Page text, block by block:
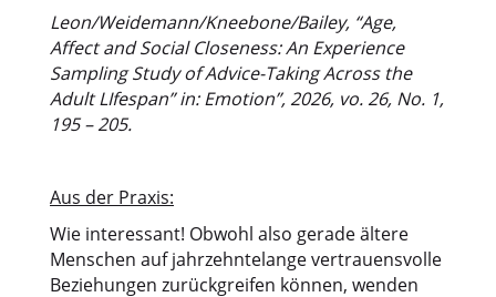
Leon/Weidemann/Kneebone/Bailey, “Age,
Affect and Social Closeness: An Experience
Sampling Study of Advice-Taking Across the
Adult LIfespan” in: Emotion”, 2026, vo. 26, No. 1,
195 – 205.
Aus der Praxis:
Wie interessant! Obwohl also gerade ältere
Menschen auf jahrzehntelange vertrauensvolle
Beziehungen zurückgreifen können, wenden